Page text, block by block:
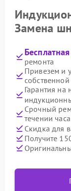
Замена
ремонта
Привезем и
Гарантия
Срочный
течении часа
Скидка для
Получите